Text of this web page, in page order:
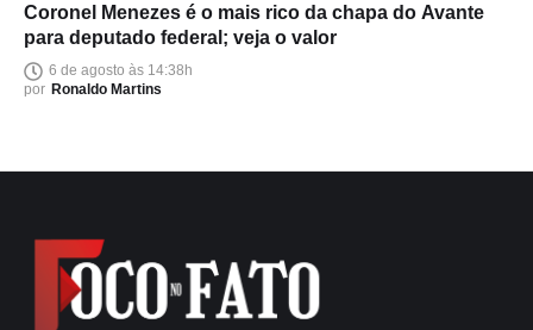
Coronel Menezes é o mais rico da chapa do Avante
para deputado federal; veja o valor
6 de agosto às 14:38h
por Ronaldo Martins